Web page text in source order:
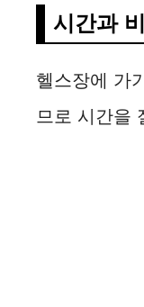
시간과
헬스장에 가
므로 시간을